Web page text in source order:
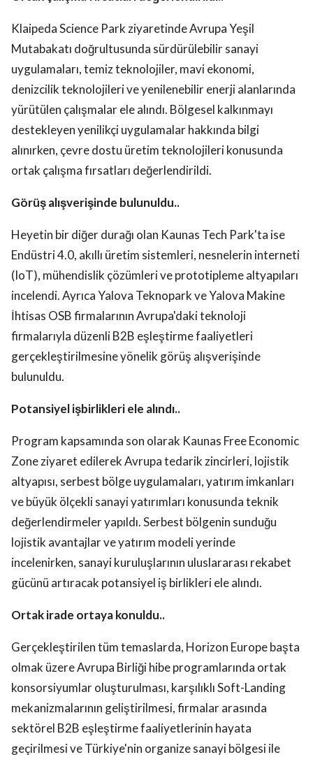
Klaipeda Science Park ziyaretinde Avrupa Yeşil
Mutabakatı doğrultusunda sürdürülebilir sanayi
uygulamaları, temiz teknolojiler, mavi ekonomi,
denizcilik teknolojileri ve yenilenebilir enerji alanlarında
yürütülen çalışmalar ele alındı. Bölgesel kalkınmayı
destekleyen yenilikçi uygulamalar hakkında bilgi
alınırken, çevre dostu üretim teknolojileri konusunda
ortak çalışma fırsatları değerlendirildi.
Görüş alışverişinde bulunuldu..
Heyetin bir diğer durağı olan Kaunas Tech Park'ta ise
Endüstri 4.0, akıllı üretim sistemleri, nesnelerin interneti
(IoT), mühendislik çözümleri ve prototipleme altyapıları
incelendi. Ayrıca Yalova Teknopark ve Yalova Makine
İhtisas OSB firmalarının Avrupa'daki teknoloji
firmalarıyla düzenli B2B eşleştirme faaliyetleri
gerçekleştirilmesine yönelik görüş alışverişinde
bulunuldu.
Potansiyel işbirlikleri ele alındı..
Program kapsamında son olarak Kaunas Free Economic
Zone ziyaret edilerek Avrupa tedarik zincirleri, lojistik
altyapısı, serbest bölge uygulamaları, yatırım imkanları
ve büyük ölçekli sanayi yatırımları konusunda teknik
değerlendirmeler yapıldı. Serbest bölgenin sunduğu
lojistik avantajlar ve yatırım modeli yerinde
incelenirken, sanayi kuruluşlarının uluslararası rekabet
gücünü artıracak potansiyel iş birlikleri ele alındı.
Ortak irade ortaya konuldu..
Gerçekleştirilen tüm temaslarda, Horizon Europe başta
olmak üzere Avrupa Birliği hibe programlarında ortak
konsorsiyumlar oluşturulması, karşılıklı Soft-Landing
mekanizmalarının geliştirilmesi, firmalar arasında
sektörel B2B eşleştirme faaliyetlerinin hayata
geçirilmesi ve Türkiye'nin organize sanayi bölgesi ile